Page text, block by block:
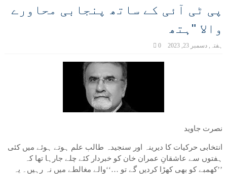
پی ٹی آئی کے ساتھ پنجابی محاورے
والا "ہتھ
ہفتہ, دسمبر 23, 2023 0
نصرت جاوید
انتخابی حرکیات کا دیرینہ اور سنجیدہ طالب علم ہوتے ہوئے میں کئی
ہفتوں سے عاشقانِ عمران خان کو خبردار کئے چلے جارہا تھا کہ
’’کھمبے کو بھی کھڑا کردیں گے تو …‘‘والے مغالطے میں نہ رہیں۔ یہ